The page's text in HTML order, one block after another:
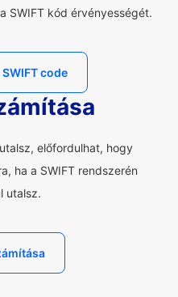
SWIFT kód érvényességét.
code
előfordulhat, hogy
ha a SWIFT rendszerén
utalsz.